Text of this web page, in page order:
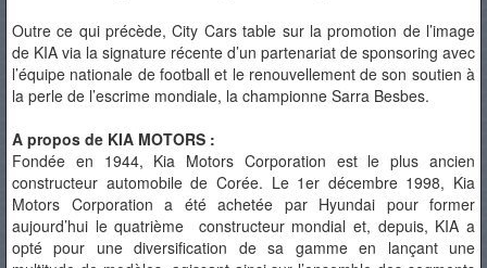
Outre ce qui précède, City Cars table sur la promotion de l’image
de KIA via la signature récente d’un partenariat de sponsoring avec
l’équipe nationale de football et le renouvellement de son soutien à
la perle de l’escrime mondiale, la championne Sarra Besbes.
A propos de KIA MOTORS :
Fondée en 1944, Kia Motors Corporation est le plus ancien
constructeur automobile de Corée. Le 1er décembre 1998, Kia
Motors Corporation a été achetée par Hyundai pour former
aujourd’hui le quatrième constructeur mondial et, depuis, KIA a
opté pour une diversification de sa gamme en lançant une